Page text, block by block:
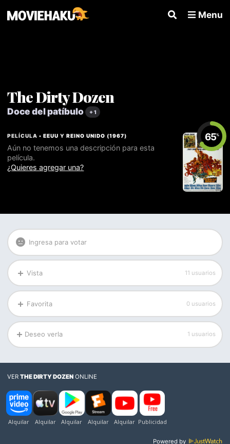
Menu
The Dirty Dozen
Doce del patíbulo + 1
65%
PELÍCULA •EEUU YREINO UNIDO (1967)
Aún no tenemos una descripción para esta
película.
¿Quieres agregar una?
Ingresa para votar
Vista 11 usuarios
Favorita 0 usuarios
Deseo verla 1 usuarios
VERTHE DIRTY DOZEN ONLINE
Powered by